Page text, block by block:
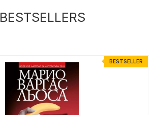
BESTSELLERS
BESTSELLER